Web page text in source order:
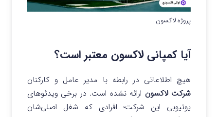
پروژه لاکسون
آیا کمپانی لاکسون معتبر است؟
هیچ اطلاعاتی در رابطه با مدیر عامل و کارکنان
شرکت لاکسون ارائه نشده است. در برخی ویدئوهای
یوتیوبی این شرکت؛ افرادی که شغل اصلی‌شان